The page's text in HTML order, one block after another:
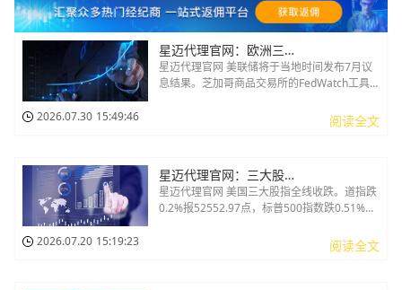
2026.07.30 15:49:46
星迈代理官网：欧洲三大股指全线上涨CAC40指数较前一交易日上涨
星迈代理官网 美联储将于当地时间发布7月议
息结果。芝加哥商品交易所的FedWatch工具
71%，加息25个基点的概率为29%。欧洲三大
股指全线上涨。英国伦敦股市《金融时报》
阅读全文
2026.07.20 15:19:23
星迈代理官网：三大股指全线收跌 德国DAX指数下跌0.34%
星迈代理官网 美国三大股指全线收跌。道指跌
0.2%报52552.97点，标普500指数跌0.51%报
劲的台积电业绩未能提振芯片板块，这一“利好
出尽”的信号，令市场对AI硬件股估值的担忧明
阅读全文